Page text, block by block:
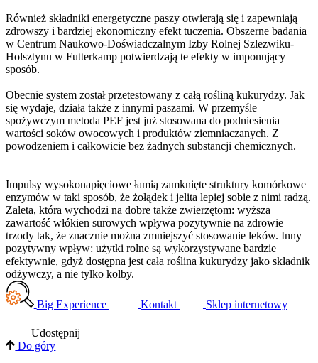
Również składniki energetyczne paszy otwierają się i zapewniają
zdrowszy i bardziej ekonomiczny efekt tuczenia. Obszerne badania
w Centrum Naukowo-Doświadczalnym Izby Rolnej Szlezwiku-
Holsztynu w Futterkamp potwierdzają te efekty w imponujący
sposób.
Obecnie system został przetestowany z całą rośliną kukurydzy. Jak
się wydaje, działa także z innymi paszami. W przemyśle
spożywczym metoda PEF jest już stosowana do podniesienia
wartości soków owocowych i produktów ziemniaczanych. Z
powodzeniem i całkowicie bez żadnych substancji chemicznych.
Impulsy wysokonapięciowe łamią zamknięte struktury komórkowe
enzymów w taki sposób, że żołądek i jelita lepiej sobie z nimi radzą.
Zaleta, która wychodzi na dobre także zwierzętom: wyższa
zawartość włókien surowych wpływa pozytywnie na zdrowie
trzody tak, że znacznie można zmniejszyć stosowanie leków. Inny
pozytywny wpływ: użytki rolne są wykorzystywane bardzie
efektywnie, gdyż dostępna jest cała roślina kukurydzy jako składnik
odżywczy, a nie tylko kolby.
Big Experience Kontakt Sklep internetowy
Udostępnij
Do góry